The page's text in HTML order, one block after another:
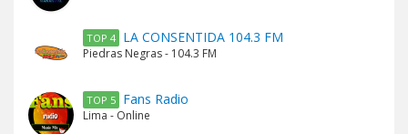
TOP 4 LA CONSENTIDA 104.3 FM
Piedras Negras - 104.3 FM
TOP 5 Fans Radio
Lima - Online